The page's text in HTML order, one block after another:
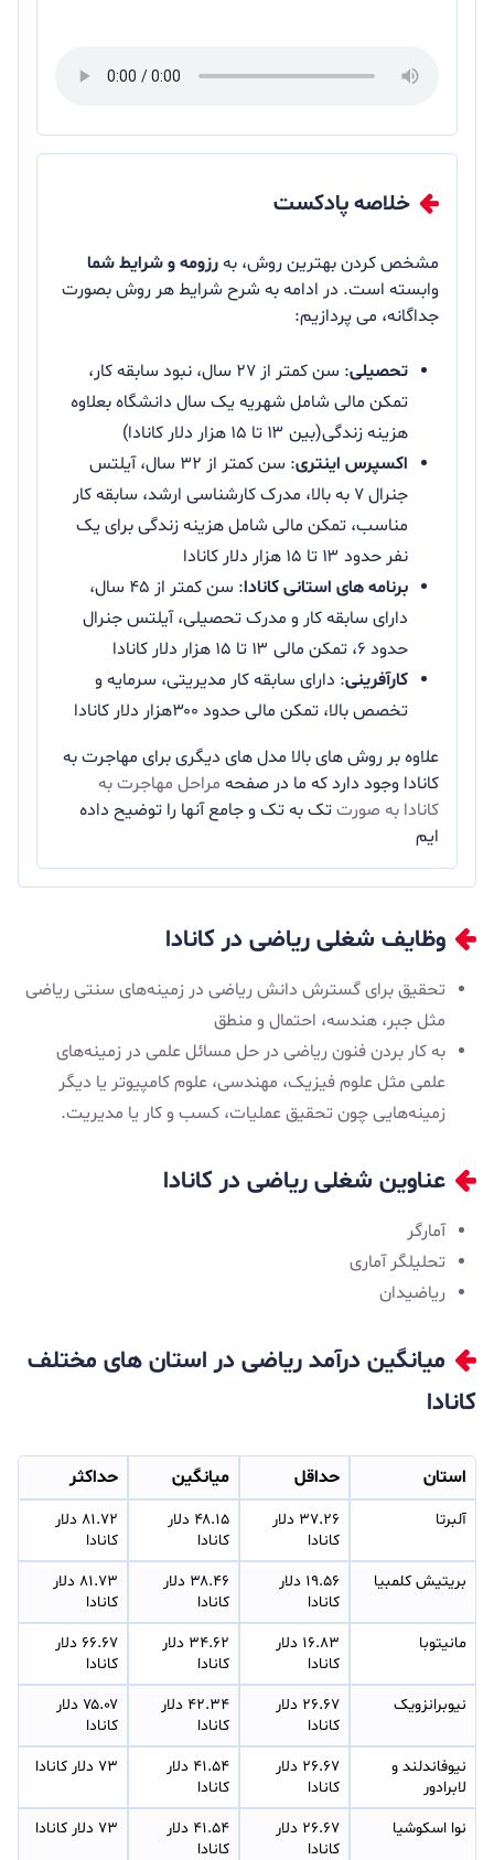
خلاصه پادکست
مشخص کردن بهترین روش، بهرزومه و شرایط شما
وابسته است. در ادامه به شرح شرایط هر روش بصورت
جداگانه، می پردازیم:
تحصیلی
: سن کمتر از ۲۷ سال، نبود سابقه کار،
تمکن مالی شامل شهریه یک سال دانشگاه بعلاوه
هزینه زندگی(بین ۱۳ تا ۱۵ هزار دلار کانادا)
اکسپرس اینتری
: سن کمتر از ۳۲ سال، آیلتس
جنرال ۷ به بالا، مدرک کارشناسی ارشد، سابقه کار
مناسب، تمکن مالی شامل هزینه زندگی برای یک
نفر حدود ۱۳ تا ۱۵ هزار دلار کانادا
برنامه های استانی کانادا
: سن کمتر از ۴۵ سال،
دارای سابقه کار و مدرک تحصیلی، آیلتس جنرال
حدود ۶، تمکن مالی ۱۳ تا ۱۵ هزار دلار کانادا
کارآفرینی: دارای سابقه کار مدیریتی، سرمایه و
تخصص بالا، تمکن مالی حدود ۳۰۰هزار دلار کانادا
علاوه بر روش های بالا مدل های دیگری برای مهاجرت به
کانادا وجود دارد که ما در صفحه مراحل مهاجرت به
کانادا به صورتتک به تک و جامع آنها را توضیح داده
ایم
وظایف شغلی ریاضی در کانادا
تحقیق برای گسترش دانش ریاضی در زمینه‌های سنتی ریاضی
مثل جبر، هندسه، احتمال و منطق
به کار بردن فنون ریاضی در حل مسائل علمی در زمینه‌های
علمی مثل علوم فیزیک، مهندسی، علوم کامپیوتر یا دیگر
زمینه‌هایی چون تحقیق عملیات، کسب و کار یا مدیریت.
عناوین شغلی ریاضی در کانادا
آمارگر
تحلیلگر آماری
ریاضیدان
میانگین درآمد ریاضی در استان‌ های مختلف
کانادا
استان حداقل میانگین حداکثر
آلبرتا
کانادا
کانادا
کانادا
بریتیش کلمبیا
کانادا
کانادا
کانادا
مانیتوبا
کانادا
کانادا
کانادا
نیوبرانزویک
کانادا
کانادا
کانادا
لابرادور
کانادا
کانادا
۷۳ دلار کانادا
نوا اسکوشیا
کانادا
کانادا
۷۳ دلار کانادا